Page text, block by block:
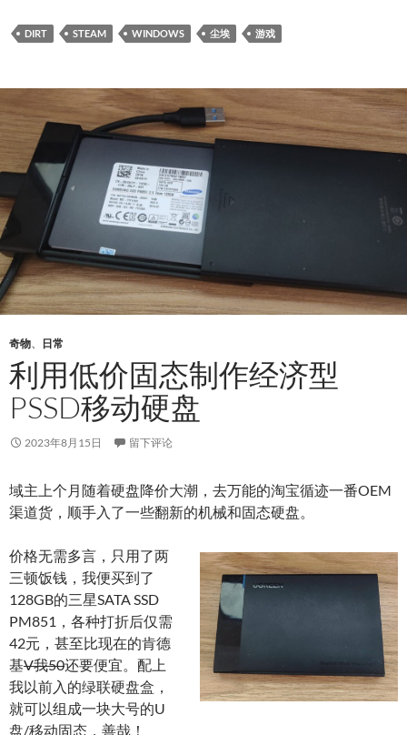
DIRT STEAM WINDOWS 尘埃 游戏
奇物、 日常
利用低价固态制作经济型
PSSD移动硬盘
2023年8月15日 留下评论
域主上个月随着硬盘降价大潮，去万能的淘宝循迹一番OEM
渠道货，顺手入了一些翻新的机械和固态硬盘。
价格无需多言，只用了两
三顿饭钱，我便买到了
128GB的三星SATA SSD
PM851，各种打折后仅需
42元，甚至比现在的肯德
基V我50还要便宜。配上
我以前入的绿联硬盘盒，
就可以组成一块大号的U
盘/移动固态，善哉！